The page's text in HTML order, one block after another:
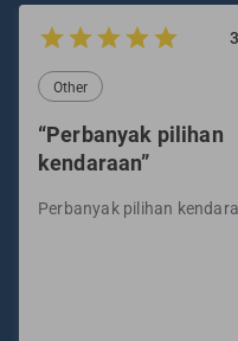
Other
“Perbanyak pilihan
kendaraan”
Perbanyak pilihan